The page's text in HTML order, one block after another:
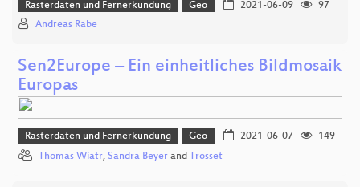
Rasterdaten und Fernerkundung Geo 2021-06-09
97
Andreas Rabe
Sen2Europe – Ein einheitliches Bildmosaik
Europas
Rasterdaten und Fernerkundung Geo 2021-06-07
149
Thomas Wiatr, Sandra Beyer and Trosset